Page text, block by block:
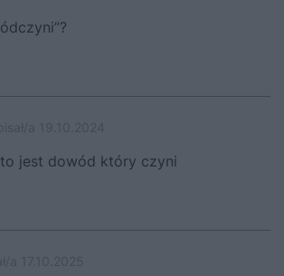
jest dowód który czyni